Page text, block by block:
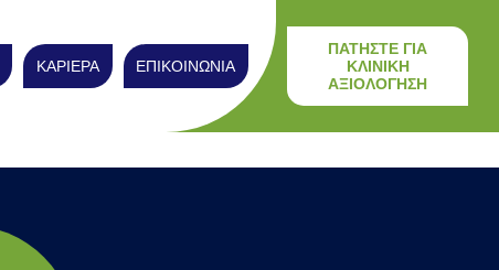
ΚΑΡΙΕΡΑ ΕΠΙΚΟΙΝΩΝΙΑ
ΠΑΤΗΣΤΕ ΓΙΑ
ΚΛΙΝΙΚΗ
ΑΞΙΟΛΟΓΗΣΗ